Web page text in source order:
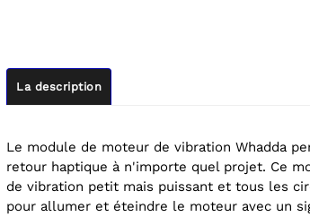
La description
Le module de moteur de vibration Whadda
retour haptique à n'importe quel projet. Ce
de vibration petit mais puissant et tous les
pour allumer et éteindre le moteur avec un